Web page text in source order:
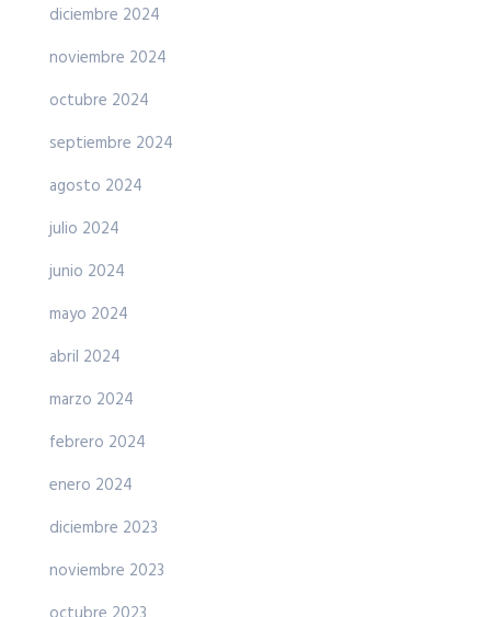
diciembre 2024
noviembre 2024
octubre 2024
septiembre 2024
agosto 2024
julio 2024
junio 2024
mayo 2024
abril 2024
marzo 2024
febrero 2024
enero 2024
diciembre 2023
noviembre 2023